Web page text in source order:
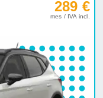
289 €
mes / IVA incl.